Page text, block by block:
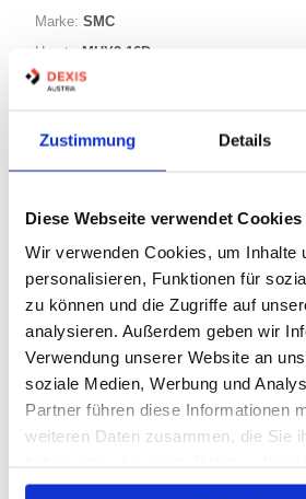
Zustimmung Details
Diese Webseite verwendet Cookies
Wir verwenden Cookies, um Inhalte
personalisieren, Funktionen für
zu können und die Zugriffe auf
analysieren. Außerdem geben wir
Verwendung unserer Website an
soziale Medien, Werbung und
Partner führen diese Informationen
weiteren Daten zusammen, die Sie
gesammelt haben.
Marke: SMC
Herst.:
MHY2-16D
Bezeichnung:
Nicht auf Lager
Print
PRODUKTBESCHREIBUNG
ALLE SPEZIFIKATIONEN
VARIANTEN